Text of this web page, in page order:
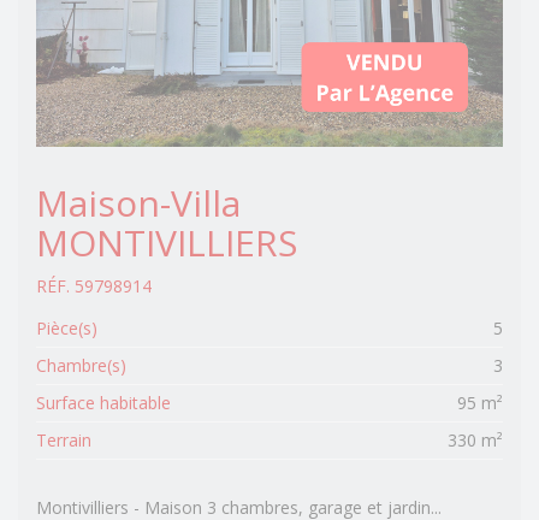
Maison-Villa
MONTIVILLIERS
RÉF. 59798914
Pièce(s)
5
Chambre(s)
3
Surface habitable
95 m²
Terrain
330 m²
Montivilliers - Maison 3 chambres, garage et jardin...